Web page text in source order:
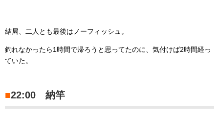
結局、二人とも最後はノーフィッシュ。
釣れなかったら1時間で帰ろうと思ってたのに、気付けば2時間経っ
ていた。
■22:00 納竿